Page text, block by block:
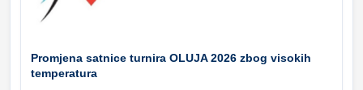
Promjena satnice turnira OLUJA 2026 zbog visokih
temperatura